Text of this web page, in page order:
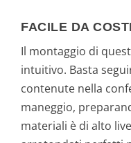
FACILE DA
Il montaggio di
intuitivo. Basta
contenute nella
maneggio,
materiali è di alto